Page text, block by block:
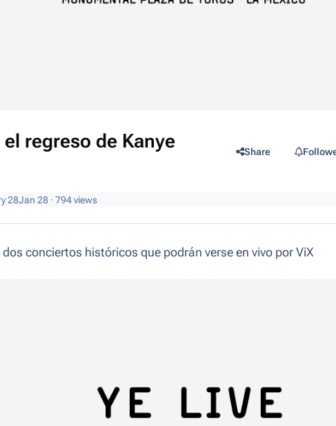
regreso de Kanye
Share
28Jan 28 · 794 views
conciertos históricos que podrán verse en vivo por ViX